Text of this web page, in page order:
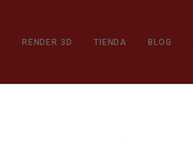
RENDER 3D TIENDA BLOG